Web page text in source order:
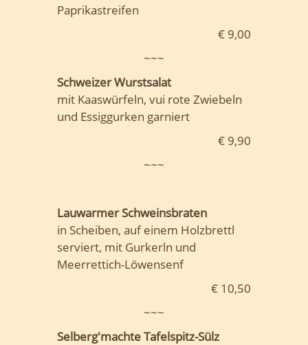
Paprikastreifen
€ 9,00
~~~
Schweizer Wurstsalat
mit Kaaswürfeln, vui rote Zwiebeln
und Essiggurken garniert
€ 9,90
~~~
Lauwarmer Schweinsbraten
in Scheiben, auf einem Holzbrettl
serviert, mit Gurkerln und
Meerrettich-Löwensenf
€ 10,50
~~~
Selberg'machte Tafelspitz-Sülz